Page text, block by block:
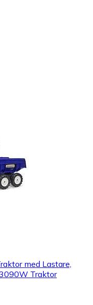
med Lastare,
Traktor